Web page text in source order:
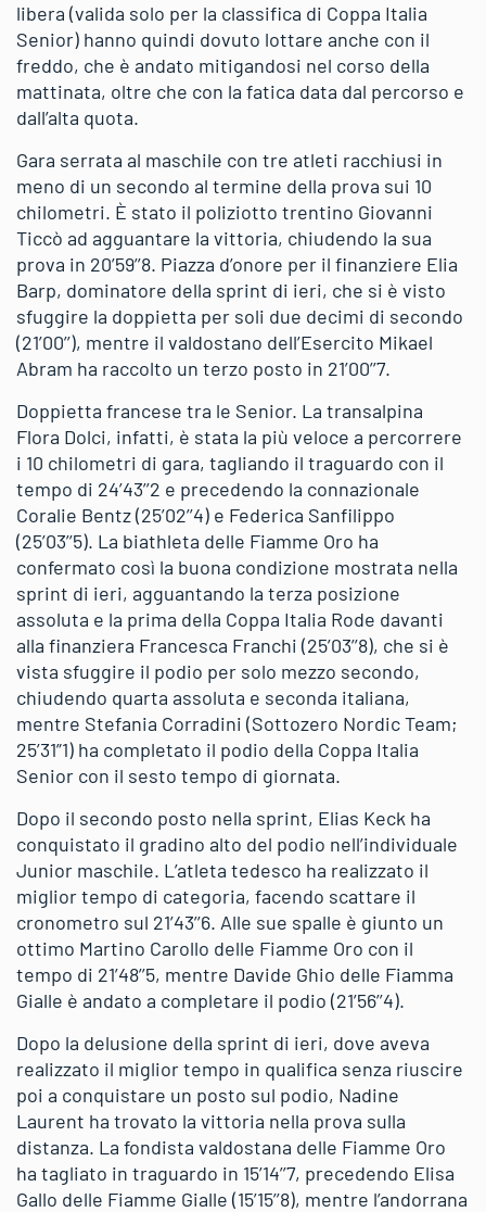
libera (valida solo per la classifica di Coppa Italia
Senior) hanno quindi dovuto lottare anche con il
freddo, che è andato mitigandosi nel corso della
mattinata, oltre che con la fatica data dal percorso e
dall’alta quota.
Gara serrata al maschile con tre atleti racchiusi in
meno di un secondo al termine della prova sui 10
chilometri. È stato il poliziotto trentino Giovanni
Ticcò ad agguantare la vittoria, chiudendo la sua
prova in 20’59’’8. Piazza d’onore per il finanziere Elia
Barp, dominatore della sprint di ieri, che si è visto
sfuggire la doppietta per soli due decimi di secondo
(21’00’’), mentre il valdostano dell’Esercito Mikael
Abram ha raccolto un terzo posto in 21’00’’7.
Doppietta francese tra le Senior. La transalpina
Flora Dolci, infatti, è stata la più veloce a percorrere
i 10 chilometri di gara, tagliando il traguardo con il
tempo di 24’43’’2 e precedendo la connazionale
Coralie Bentz (25’02’’4) e Federica Sanfilippo
(25’03’’5). La biathleta delle Fiamme Oro ha
confermato così la buona condizione mostrata nella
sprint di ieri, agguantando la terza posizione
assoluta e la prima della Coppa Italia Rode davanti
alla finanziera Francesca Franchi (25’03’’8), che si è
vista sfuggire il podio per solo mezzo secondo,
chiudendo quarta assoluta e seconda italiana,
mentre Stefania Corradini (Sottozero Nordic Team;
25’31”1) ha completato il podio della Coppa Italia
Senior con il sesto tempo di giornata.
Dopo il secondo posto nella sprint, Elias Keck ha
conquistato il gradino alto del podio nell’individuale
Junior maschile. L’atleta tedesco ha realizzato il
miglior tempo di categoria, facendo scattare il
cronometro sul 21’43’’6. Alle sue spalle è giunto un
ottimo Martino Carollo delle Fiamme Oro con il
tempo di 21’48’’5, mentre Davide Ghio delle Fiamma
Gialle è andato a completare il podio (21’56’’4).
Dopo la delusione della sprint di ieri, dove aveva
realizzato il miglior tempo in qualifica senza riuscire
poi a conquistare un posto sul podio, Nadine
Laurent ha trovato la vittoria nella prova sulla
distanza. La fondista valdostana delle Fiamme Oro
ha tagliato in traguardo in 15’14’’7, precedendo Elisa
Gallo delle Fiamme Gialle (15’15’’8), mentre l’andorrana